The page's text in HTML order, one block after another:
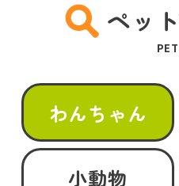
ペッ
わんちゃん
小動物